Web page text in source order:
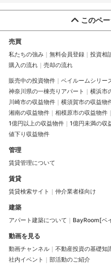
このペ
売買
私たちの強み 無料会員登録 投資相
購入の流れ
売却の流れ
販売中の投資物件 ベイルームシリー
神奈川県の一棟売りアパート
横浜市
川崎市の収益物件
横須賀市の収益物
湘南の収益物件
相模原市の収益物件
1億円以上の収益物件
1億円未満の収
値下り収益物件
管理
賃貸管理について
賃貸
賃貸検索サイト 仲介業者様向け
建築
アパート建築について BayRoom[ベ
動画を見る
動画チャンネル 不動産投資の基礎知
社内イベント
部活動のご紹介